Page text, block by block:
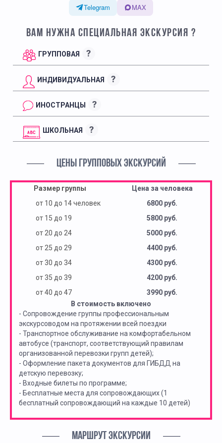
Telegram
MAX
ВАМ НУЖНА СПЕЦИАЛЬНАЯ ЭКСКУРСИЯ ?
ГРУППОВАЯ ?
ИНДИВИДУАЛЬНАЯ ?
ИНОСТРАНЦЫ ?
ШКОЛЬНАЯ ?
ЦЕНЫ ГРУППОВЫХ ЭКСКУРСИЙ
Размер группы
Цена за человека
от 10 до 14 человек
6800 руб.
от 15 до 19
5800 руб.
от 20 до 24
5000 руб.
от 25 до 29
4400 руб.
от 30 до 34
4300 руб.
от 35 до 39
4200 руб.
от 40 до 47
3990 руб.
В стоимость включено
- Сопровождение группы профессиональным
экскурсоводом на протяжении всей поездки
- Транспортное обслуживание на комфортабельном
автобусе (транспорт, соответствующий правилам
организованной перевозки групп детей);
- Оформление пакета документов для ГИБДД на
детскую перевозку;
- Входные билеты по программе;
- Бесплатные места для сопровождающих (1
бесплатный сопровождающий на каждые 10 детей)
МАРШРУТ ЭКСКУРСИИ